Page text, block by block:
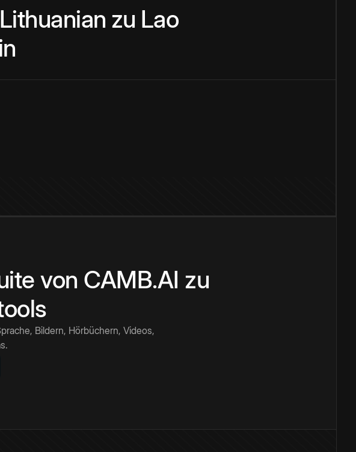
Lithuanian zu Lao
von CAMB.AI zu
Bildern, Hörbüchern, Videos,